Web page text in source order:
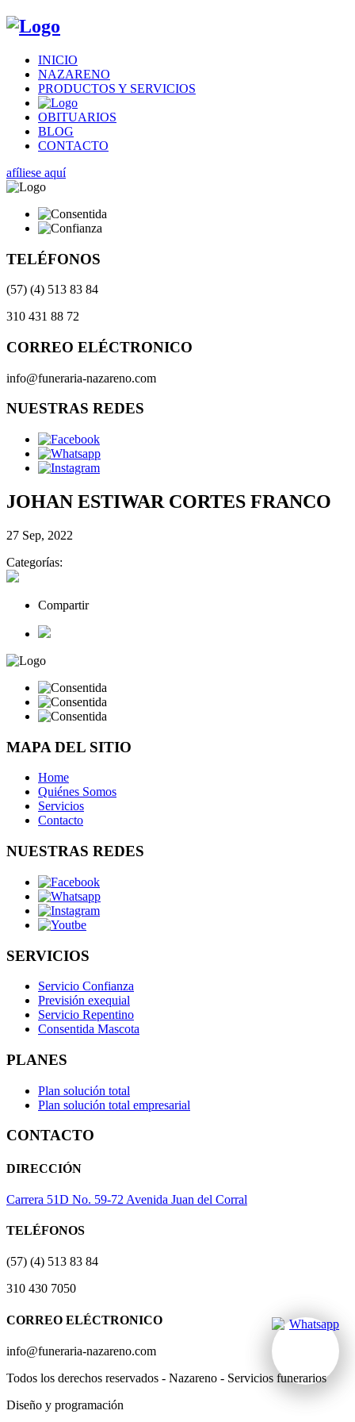
INICIO
NAZARENO
PRODUCTOS Y SERVICIOS
OBITUARIOS
BLOG
CONTACTO
afíliese aquí
TELÉFONOS
(57) (4) 513 83 84
310 431 88 72
CORREO ELÉCTRONICO
info@funeraria-nazareno.com
NUESTRAS REDES
JOHAN ESTIWAR CORTES FRANCO
27 Sep, 2022
Categorías:
Compartir
MAPA DEL SITIO
Home
Quiénes Somos
Servicios
Contacto
NUESTRAS REDES
SERVICIOS
Servicio Confianza
Previsión exequial
Servicio Repentino
Consentida Mascota
PLANES
Plan solución total
Plan solución total empresarial
CONTACTO
DIRECCIÓN
Carrera 51D No. 59-72 Avenida Juan del Corral
TELÉFONOS
(57) (4) 513 83 84
310 430 7050
CORREO ELÉCTRONICO
info@funeraria-nazareno.com
Todos los derechos reservados - Nazareno - Servicios funerarios
Diseño y programación